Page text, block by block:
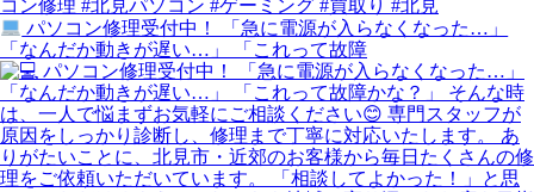
パソコン修理受付中！ 「急に電源が入らなくなった…」
「なんだか動きが遅い…」 「これって故障